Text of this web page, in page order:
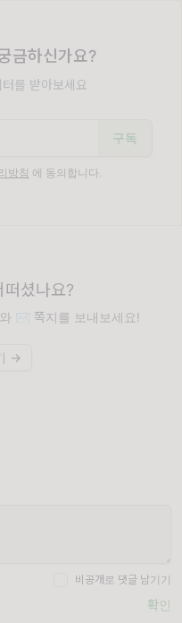
금하신가요?
를 받아보세요
방침 에 동의합니다.
떠셨나요?
✉️ 쪽지를 보내보세요!
→
비공개로 댓글 남기기
확인